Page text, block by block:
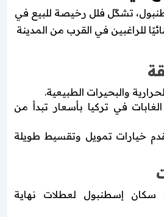
تشكّل فلل رخيصة للبيع في
للراغبين في القرب من المدينة
والبحيرات الطبيعية.
في تركيا بأسعار تبدأ من
خيارات تمويل وتقسيط طويلة
إسطنبول لعطلات نهاية